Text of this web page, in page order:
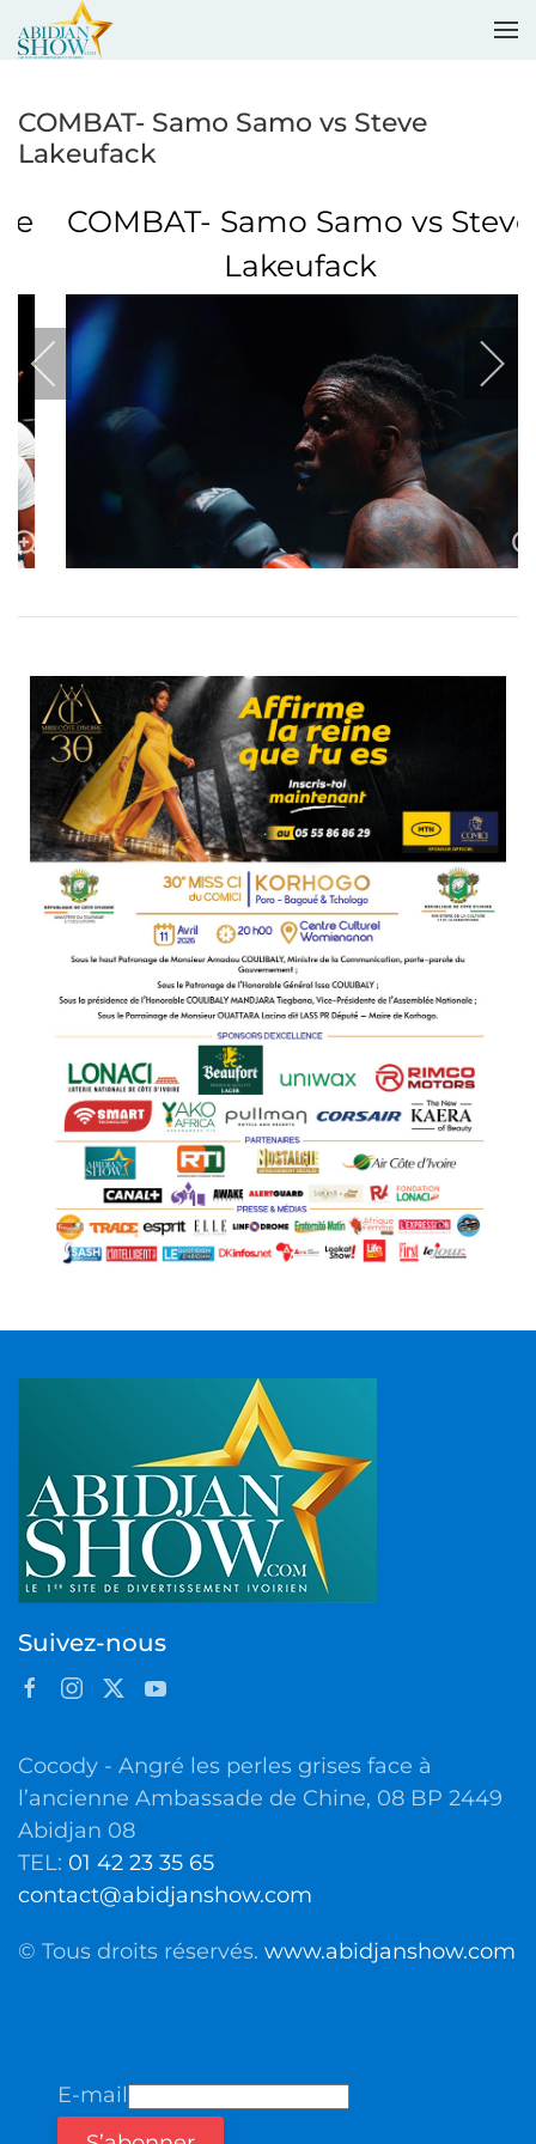
COMBAT- Samo Samo vs Steve
Lakeufack
COMBAT- Samo Samo vs Steve
Lakeufack
Suivez-nous
Cocody - Angré les perles grises face à
l’ancienne Ambassade de Chine, 08 BP 2449
Abidjan 08
TEL: 01 42 23 35 65
contact@abidjanshow.com
© Tous droits réservés. www.abidjanshow.com
E-mail